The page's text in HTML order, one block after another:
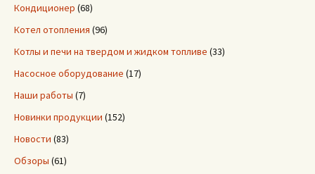
Кондиционер (68)
Котел отопления (96)
Котлы и печи на твердом и жидком топливе (33)
Насосное оборудование (17)
Наши работы (7)
Новинки продукции (152)
Новости (83)
Обзоры (61)